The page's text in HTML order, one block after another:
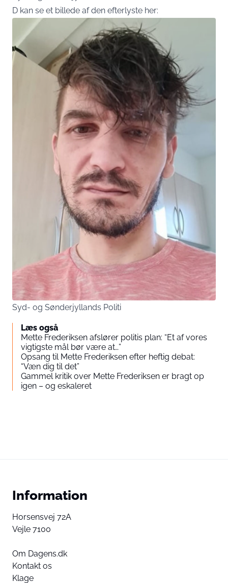
D kan se et billede af den efterlyste her:
Syd- og Sønderjyllands Politi
Læs også
Mette Frederiksen afslører politis plan: “Et af vores
vigtigste mål bør være at…”
Opsang til Mette Frederiksen efter heftig debat:
“Væn dig til det”
Gammel kritik over Mette Frederiksen er bragt op
igen – og eskaleret
Information
Horsensvej 72A
Vejle 7100
Om Dagens.dk
Kontakt os
Klage